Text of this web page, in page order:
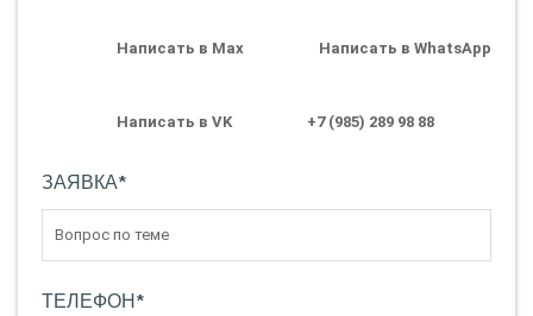
Написать в Max Написать в WhatsApp
Написать в VK +7 (985) 289 98 88
ЗАЯВКА*
ТЕЛЕФОН*